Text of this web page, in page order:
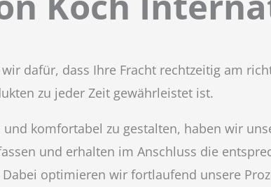
dafür, dass Ihre Fracht rechtzeitig am
zu jeder Zeit gewährleistet ist.
komfortabel zu gestalten, haben wir
und erhalten im Anschluss die
optimieren wir fortlaufend unsere